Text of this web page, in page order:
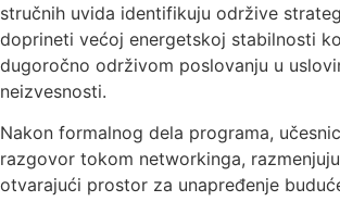
stručnih uvida identifikuju održive
doprineti većoj energetskoj stabilnosti
dugoročno održivom poslovanju u
neizvesnosti.
Nakon formalnog dela programa,
razgovor tokom networkinga,
otvarajući prostor za unapređenje